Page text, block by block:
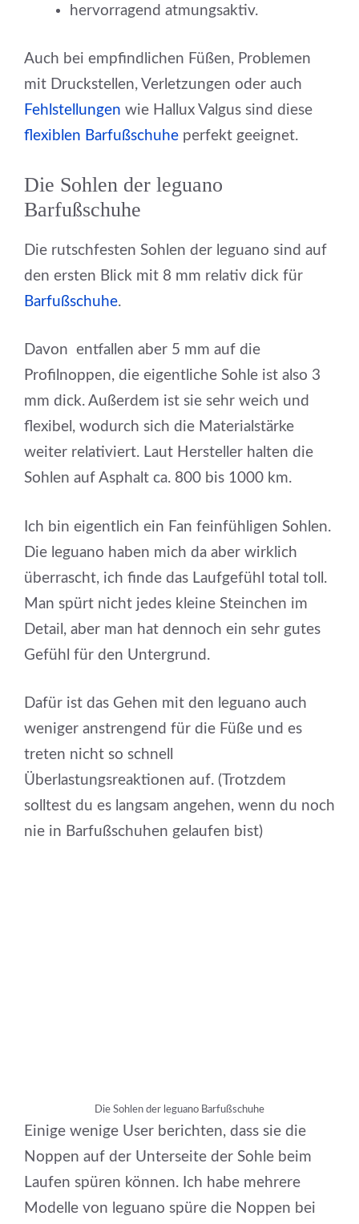
hervorragend atmungsaktiv.
Auch bei empfindlichen Füßen, Problemen
mit Druckstellen, Verletzungen oder auch
Fehlstellungen wie Hallux Valgus sind diese
flexiblen Barfußschuhe perfekt geeignet.
Die Sohlen der leguano
Barfußschuhe
Die rutschfesten Sohlen der leguano sind auf
den ersten Blick mit 8 mm relativ dick für
Barfußschuhe.
Davon entfallen aber 5 mm auf die
Profilnoppen, die eigentliche Sohle ist also 3
mm dick. Außerdem ist sie sehr weich und
flexibel, wodurch sich die Materialstärke
weiter relativiert. Laut Hersteller halten die
Sohlen auf Asphalt ca. 800 bis 1000 km.
Ich bin eigentlich ein Fan feinfühligen Sohlen.
Die leguano haben mich da aber wirklich
überrascht, ich finde das Laufgefühl total toll.
Man spürt nicht jedes kleine Steinchen im
Detail, aber man hat dennoch ein sehr gutes
Gefühl für den Untergrund.
Dafür ist das Gehen mit den leguano auch
weniger anstrengend für die Füße und es
treten nicht so schnell
Überlastungsreaktionen auf. (Trotzdem
solltest du es langsam angehen, wenn du noch
nie in Barfußschuhen gelaufen bist)
Die Sohlen der leguano Barfußschuhe
Einige wenige User berichten, dass sie die
Noppen auf der Unterseite der Sohle beim
Laufen spüren können. Ich habe mehrere
Modelle von leguano spüre die Noppen bei